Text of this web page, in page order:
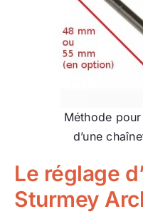
Méthode
d’une
Le réglage
Sturmey